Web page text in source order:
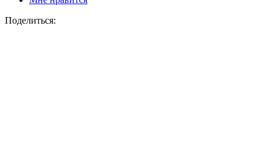
Поделиться: